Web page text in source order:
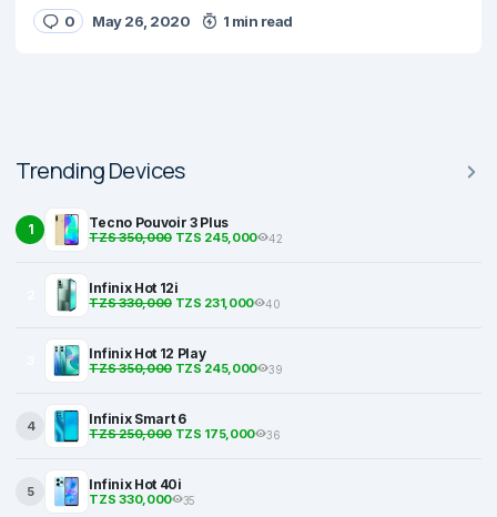
0 May 26, 2020 1 min read
Trending Devices
1 Tecno Pouvoir 3 Plus
TZS 350,000TZS 245,000 42
Infinix Hot 12i
TZS 330,000TZS 231,000 40
Infinix Hot 12 Play
TZS 350,000TZS 245,000 39
4 Infinix Smart 6
TZS 250,000TZS 175,000 36
5 Infinix Hot 40i
TZS 330,000 35